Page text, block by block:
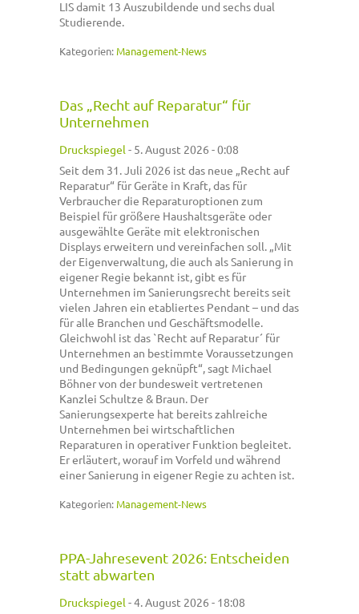
LIS damit 13 Auszubildende und sechs dual
Studierende.
Kategorien: Management-News
Das „Recht auf Reparatur“ für
Unternehmen
Druckspiegel - 5. August 2026 - 0:08
Seit dem 31. Juli 2026 ist das neue „Recht auf
Reparatur“ für Geräte in Kraft, das für
Verbraucher die Reparaturoptionen zum
Beispiel für größere Haushaltsgeräte oder
ausgewählte Geräte mit elektronischen
Displays erweitern und vereinfachen soll. „Mit
der Eigenverwaltung, die auch als Sanierung in
eigener Regie bekannt ist, gibt es für
Unternehmen im Sanierungsrecht bereits seit
vielen Jahren ein etabliertes Pendant – und das
für alle Branchen und Geschäftsmodelle.
Gleichwohl ist das `Recht auf Reparatur´ für
Unternehmen an bestimmte Voraussetzungen
und Bedingungen geknüpft“, sagt Michael
Böhner von der bundesweit vertretenen
Kanzlei Schultze & Braun. Der
Sanierungsexperte hat bereits zahlreiche
Unternehmen bei wirtschaftlichen
Reparaturen in operativer Funktion begleitet.
Er erläutert, worauf im Vorfeld und während
einer Sanierung in eigener Regie zu achten ist.
Kategorien: Management-News
PPA-Jahresevent 2026: Entscheiden
statt abwarten
Druckspiegel -4. August 2026 - 18:08